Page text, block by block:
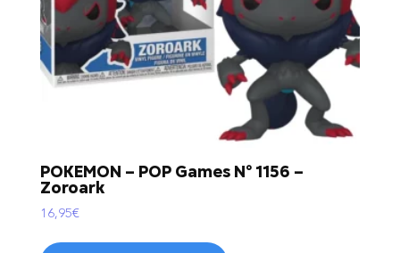
POKEMON – POP Games N° 1156 –
Zoroark
16,95€